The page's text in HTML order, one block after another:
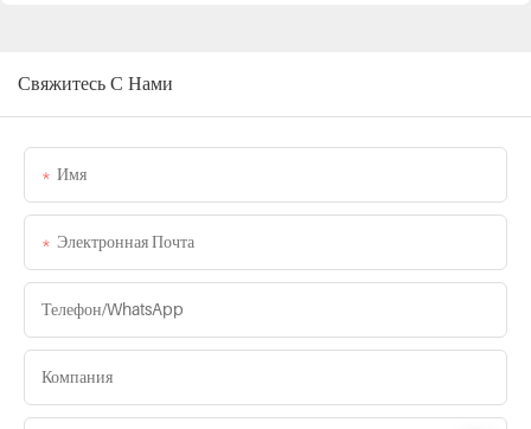
Свяжитесь С Нами
Имя
Электронная Почта
Телефон/WhatsApp
Компания